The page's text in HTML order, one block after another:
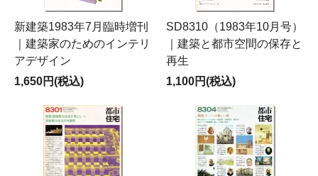
新建築1983年7月臨時増刊
｜建築家のためのインテリ
アデザイン
1,650円(税込)
SD8310（1983年10月号）
｜建築と都市空間の保存と
再生
1,100円(税込)